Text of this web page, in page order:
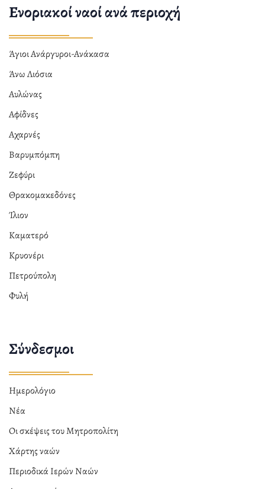
Ενοριακοί ναοί ανά περιοχή
Άγιοι Ανάργυροι-Ανάκασα
Άνω Λιόσια
Αυλώνας
Αφίδνες
Αχαρνές
Βαρυμπόμπη
Ζεφύρι
Θρακομακεδόνες
Ίλιον
Καματερό
Κρυονέρι
Πετρούπολη
Φυλή
Σύνδεσμοι
Ημερολόγιο
Νέα
Οι σκέψεις του Μητροπολίτη
Χάρτης ναών
Περιοδικά Ιερών Ναών